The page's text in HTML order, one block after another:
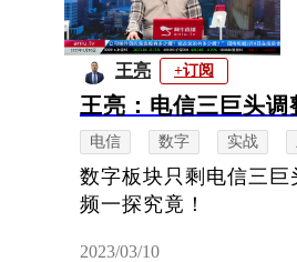
王亮 +订阅
王亮：电信三巨头调
电信 数字 实战
数字板块只剩电信三
频一探究竟！
2023/03/10